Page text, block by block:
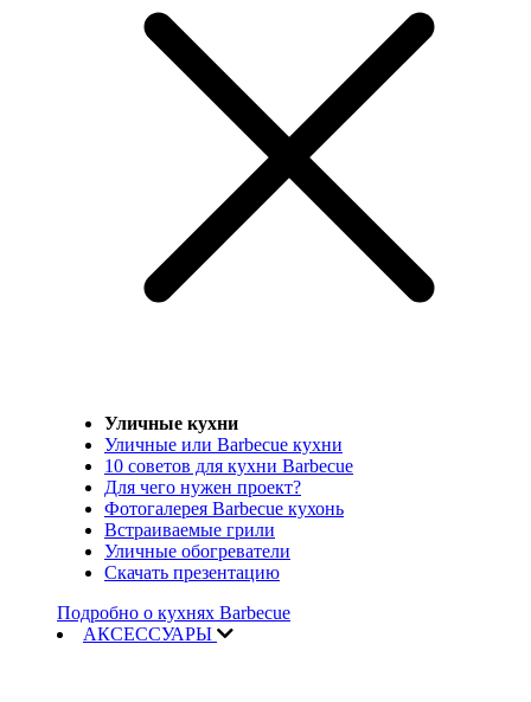
Уличные кухни
Уличные или Barbecue кухни
10 советов для кухни Barbecue
Для чего нужен проект?
Фотогалерея Barbecue кухонь
Встраиваемые грили
Уличные обогреватели
Скачать презентацию
Подробно о кухнях Barbecue
АКСЕССУАРЫ